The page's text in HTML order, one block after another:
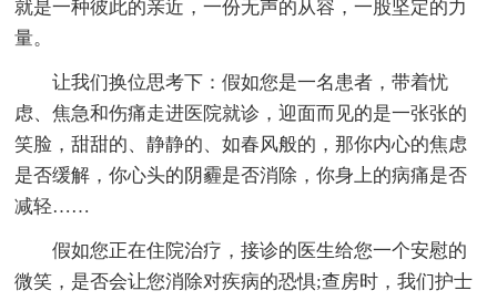
就是一种彼此的亲近，一份无声的从容，一股坚定的力
量。
让我们换位思考下：假如您是一名患者，带着忧
虑、焦急和伤痛走进医院就诊，迎面而见的是一张张的
笑脸，甜甜的、静静的、如春风般的，那你内心的焦虑
是否缓解，你心头的阴霾是否消除，你身上的病痛是否
减轻……
假如您正在住院治疗，接诊的医生给您一个安慰的
微笑，是否会让您消除对疾病的恐惧;查房时，我们护士